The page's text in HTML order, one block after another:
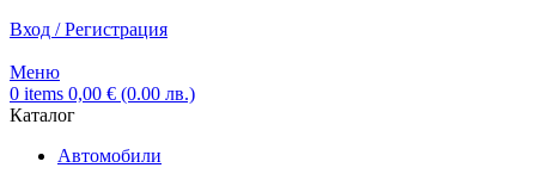
Вход / Регистрация
Меню
0 items 0,00 € (0.00 лв.)
Каталог
Автомобили